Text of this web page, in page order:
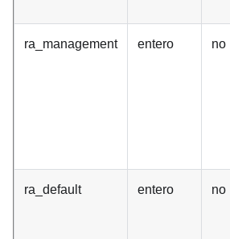
ra_management entero no
ra_default entero no